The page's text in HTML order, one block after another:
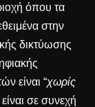
όπου τα
στην
δικτύωσης
είναι “χωρίς
σε συνεχή